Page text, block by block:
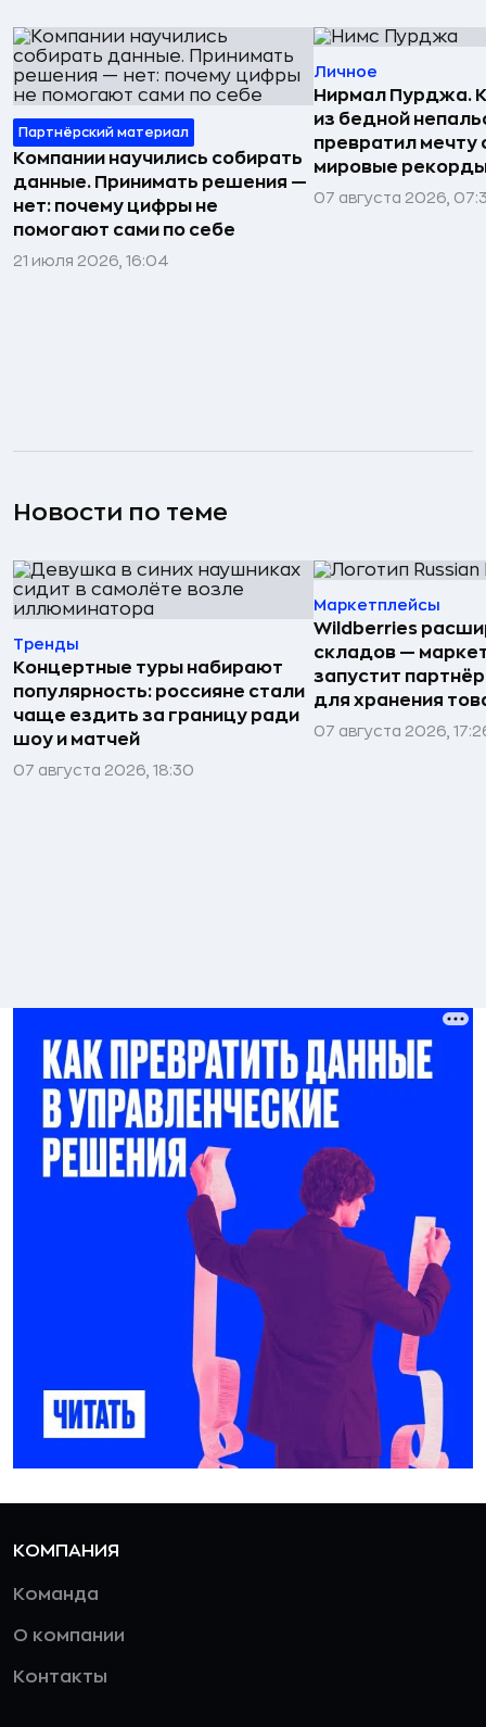
Партнёрский материал
Компании научились собирать
данные. Принимать решения —
нет: почему цифры не
помогают сами по себе
21 июля 2026, 16:04
Личное
Нирмал Пурджа.
из бедной
превратил мечту
мировые рекорды
07 августа 2026,
Новости по теме
Тренды
Концертные туры набирают
популярность: россияне стали
чаще ездить за границу ради
шоу и матчей
07 августа 2026, 18:30
Маркетплейсы
Wildberries
складов —
запустит
для хранения
07 августа 2026,
КОМПАНИЯ
Команда
О компании
Контакты